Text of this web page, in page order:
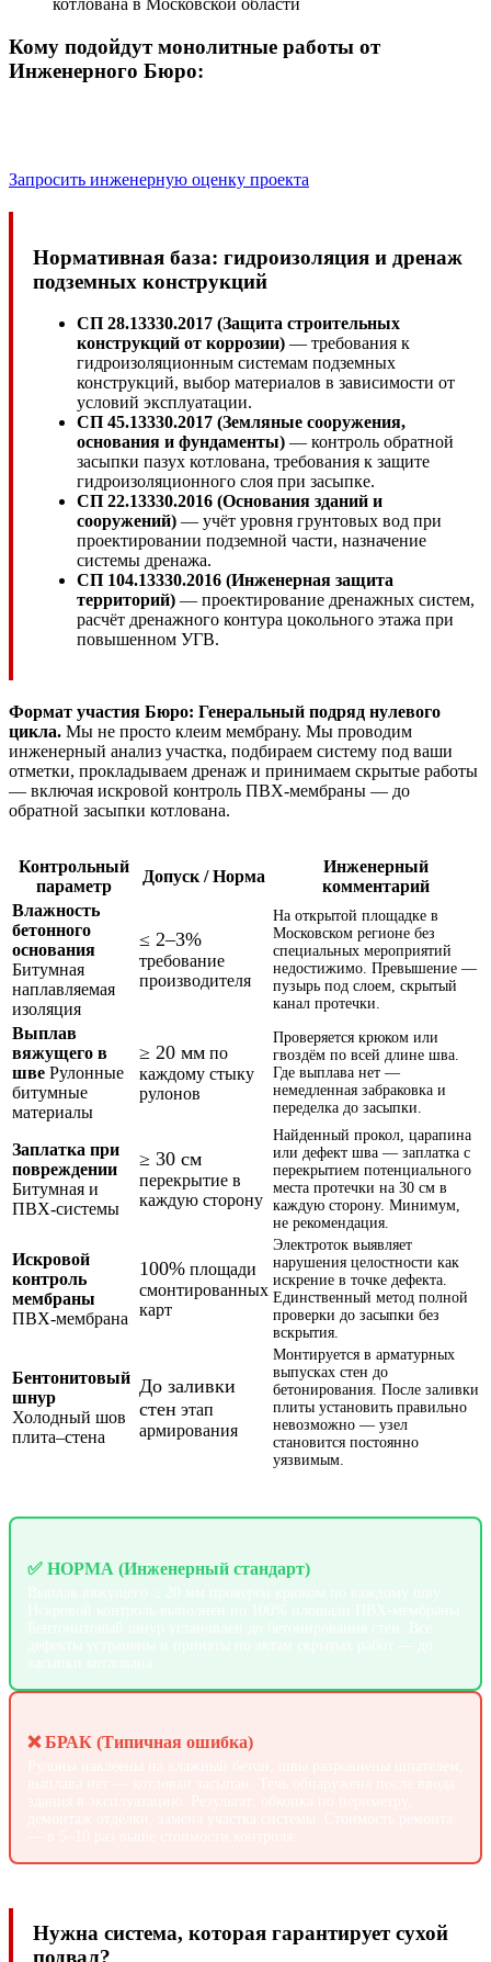
Кому подойдут монолитные работы от
Инженерного Бюро:
Запросить инженерную оценку проекта
Нормативная база: гидроизоляция и дренаж
подземных конструкций
СП 28.13330.2017 (Защита строительных
конструкций от коррозии) — требования к
гидроизоляционным системам подземных
конструкций, выбор материалов в зависимости от
условий эксплуатации.
СП 45.13330.2017 (Земляные сооружения,
основания и фундаменты) — контроль обратной
засыпки пазух котлована, требования к защите
гидроизоляционного слоя при засыпке.
СП 22.13330.2016 (Основания зданий и
сооружений) — учёт уровня грунтовых вод при
проектировании подземной части, назначение
системы дренажа.
СП 104.13330.2016 (Инженерная защита
территорий) — проектирование дренажных систем,
расчёт дренажного контура цокольного этажа при
повышенном УГВ.
Формат участия Бюро: Генеральный подряд нулевого
цикла. Мы не просто клеим мембрану. Мы проводим
инженерный анализ участка, подбираем систему под ваши
отметки, прокладываем дренаж и принимаем скрытые работы
— включая искровой контроль ПВХ-мембраны — до
обратной засыпки котлована.
Контрольный
параметр
Допуск / Норма
Инженерный
комментарий
Влажность
бетонного
основания
Битумная
наплавляемая
изоляция
≤ 2–3%
требование
производителя
На открытой площадке в
Московском регионе без
специальных мероприятий
недостижимо. Превышение —
пузырь под слоем, скрытый
канал протечки.
Выплав
вяжущего в
шве Рулонные
битумные
материалы
≥ 20 мм по
каждому стыку
рулонов
Проверяется крюком или
гвоздём по всей длине шва.
Где выплава нет —
немедленная забраковка и
переделка до засыпки.
Заплатка при
повреждении
Битумная и
ПВХ-системы
≥ 30 см
перекрытие в
каждую сторону
Найденный прокол, царапина
или дефект шва — заплатка с
перекрытием потенциального
места протечки на 30 см в
каждую сторону. Минимум,
не рекомендация.
Искровой
контроль
мембраны
ПВХ-мембрана
100% площади
смонтированных
карт
Электроток выявляет
нарушения целостности как
искрение в точке дефекта.
Единственный метод полной
проверки до засыпки без
вскрытия.
Бентонитовый
шнур
Холодный шов
плита–стена
До заливки
стен этап
армирования
Монтируется в арматурных
выпусках стен до
бетонирования. После заливки
плиты установить правильно
невозможно — узел
становится постоянно
уязвимым.
✅ НОРМА (Инженерный стандарт)
❌ БРАК (Типичная ошибка)
Нужна система, которая гарантирует сухой
подвал?